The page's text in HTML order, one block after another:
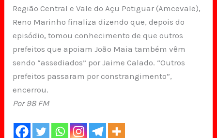
Região Central e Vale do Açu Potiguar (Amcevale),
Reno Marinho finaliza dizendo que, depois do
episódio, tomou conhecimento de que outros
prefeitos que apoiam João Maia também vêm
sendo “assediados” por Jaime Calado. “Outros
prefeitos passaram por constrangimento”,
encerrou.
Por 98 FM